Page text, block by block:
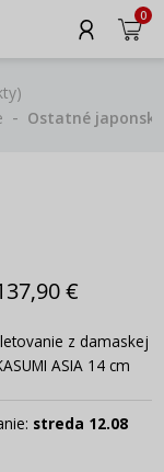
0
)
Ostatné
€
z damaskej
ASIA 14 cm
streda 12.08